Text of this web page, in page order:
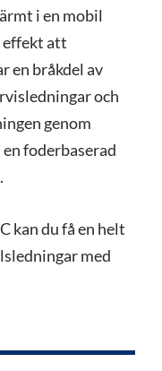
i en mobil
effekt att
en bråkdel av
och
genom
foderbaserad
kan du få en helt
med